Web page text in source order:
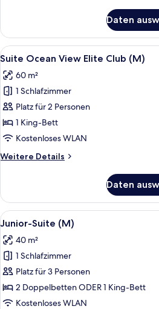
Suite
Ocean
Front
Club
(M)
Daten
Alle
Fotos
für
Suite
Ocean
View
Elite
(M)
Ein
15
Suite Ocean View Elite Club (M)
60 m²
1 Schlafzimmer
Platz für 2 Personen
1 King-Bett
Kostenloses WLAN
Weitere Details
Weitere
Ocean
View
Elite
(M)
Daten
Alle
Fotos
für
Junior-
Suite
(M)
anzeigen
Ein
6
Junior-Suite (M)
40 m²
1 Schlafzimmer
Platz für 3 Personen
2 Doppelbetten ODER 1 King-Bett
Kostenloses WLAN